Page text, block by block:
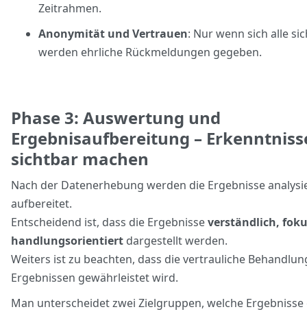
Zeitrahmen.
Anonymität und Vertrauen: Nur wenn sich alle
werden ehrliche Rückmeldungen gegeben.
Phase 3: Auswertung und
Ergebnisaufbereitung –
sichtbar machen
Nach der Datenerhebung werden die Ergebnisse
aufbereitet.
Entscheidend ist, dass die Ergebnisseverständlich,
handlungsorientiert dargestellt werden.
Weiters ist zu beachten, dass die vertrauliche
Ergebnissen gewährleistet wird.
Man unterscheidet zwei Zielgruppen, welche